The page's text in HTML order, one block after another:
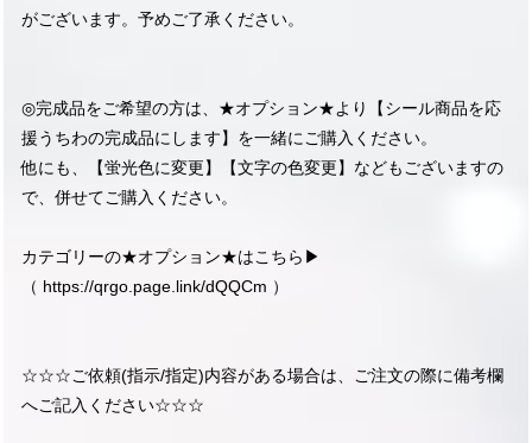
がございます。予めご了承ください。
◎完成品をご希望の方は、★オプション★より【シール商品を応
援うちわの完成品にします】を一緒にご購入ください。
他にも、【蛍光色に変更】【文字の色変更】などもございますの
で、併せてご購入ください。
カテゴリーの★オプション★はこちら▶︎
（ https://qrgo.page.link/dQQCm ）
☆☆☆ご依頼(指示/指定)内容がある場合は、ご注文の際に備考欄
へご記入ください☆☆☆